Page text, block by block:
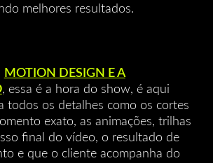
melhores resultados.
MOTION DESIGN E A
, essa é a hora do show, é aqui
todos os detalhes como os cortes
exato, as animações, trilhas
final do vídeo, o resultado de
e que o cliente acompanha do